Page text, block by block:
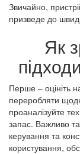
Звичайно,
призведе до
Як
Перше – оцініть
переробляти
проаналізуйте
запас. Важливо
керування та
користування,